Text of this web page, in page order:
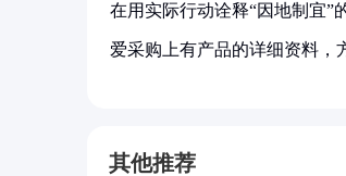
在用实际行动诠释“因地制宜”
爱采购上有产品的详细资料，
其他推荐